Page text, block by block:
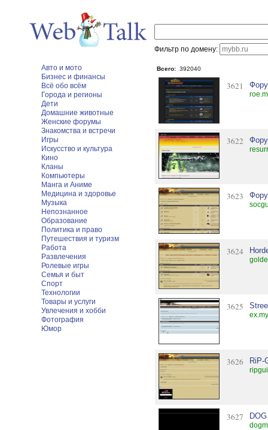
Фильтр по домену:
Авто и мото
Бизнес и финансы
Всё обо всём
Города и регионы
Дети
Домашние животные
Женские форумы
Знакомства и встречи
Игры
Искусство и культура
Кино
Кланы
Компьютеры
Манга и Аниме
Медицина и здоровье
Музыка
Непознанное
Образование
Политика и право
Путешествия и туризм
Работа
Развлечения
Ролевые игры
Семья и быт
Спорт
Технологии
Товары и услуги
Увлечения и хобби
Фотография
Юмор
Всего: 392040
3621
3622
3623
3624
3625
3626 RiP-
3627